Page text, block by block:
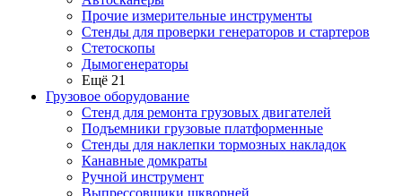
Прочие измерительные инструменты
Стенды для проверки генераторов и стартеров
Стетоскопы
Дымогенераторы
Ещё 21
Грузовое оборудование
Стенд для ремонта грузовых двигателей
Подъемники грузовые платформенные
Стенды для наклепки тормозных накладок
Канавные домкраты
Ручной инструмент
Выпрессовщики шкворней